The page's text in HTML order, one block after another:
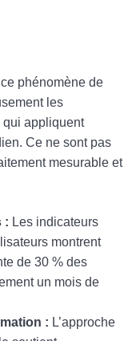
phénomène de
les
qui appliquent
Ce ne sont pas
mesurable et
: Les indicateurs
montrent
de 30 % des
un mois de
: L’approche